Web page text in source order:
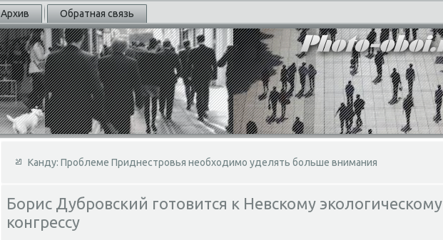
Архив Обратная связь
Канду: Проблеме Приднестровья необходимо уделять больше внимания
Борис Дубровский готовится к Невскому экологическому
конгрессу